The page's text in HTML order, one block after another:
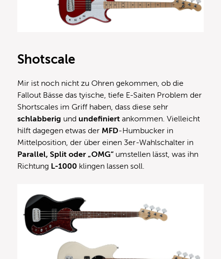
Shotscale
Mir ist noch nicht zu Ohren gekommen, ob die
Fallout Bässe das tyische, tiefe E-Saiten Problem der
Shortscales im Griff haben, dass diese sehr
schlabberig und undefiniert ankommen. Vielleicht
hilft dagegen etwas der MFD-Humbucker in
Mittelposition, der über einen 3er-Wahlschalter in
Parallel, Split oder „OMG“ umstellen lässt, was ihn
Richtung L-1000 klingen lassen soll.